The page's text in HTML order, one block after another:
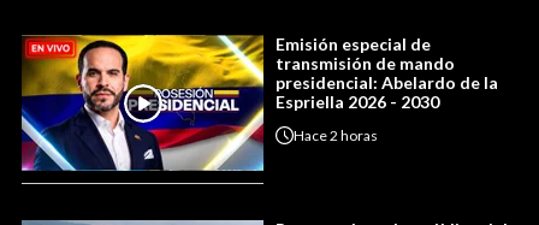
Emisión especial de
transmisión de mando
presidencial: Abelardo de la
Espriella 2026 - 2030
Hace2 horas